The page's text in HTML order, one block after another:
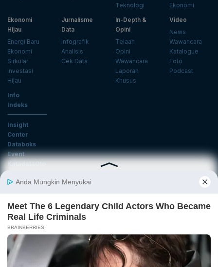
Teknologi
Ekonomi
Ekonomi
Hijau
Energi Baru
Ekonomi
Sirkular
Investasi
Hijau
Jurnalisme
Data
Infografik
Analisis
Cek Data
In-Depth &
Opini
Telaah
Opini
Wawancara
Laporan
Khusus
Video
News
Wawancara
Katalogue
Foto
Podcast
Info
Indeks
Insight
Center
Databoks
Event
KatadataOto
Email
Daftar